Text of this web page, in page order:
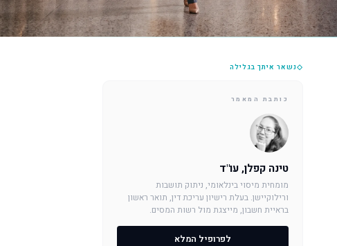
◇נשאר איתך בגלילה
כותבת המאמר
טינה קפלן, עו"ד
מומחית מיסוי בינלאומי, ניתוק תושבות
ורילוקיישן. בעלת רישיון עריכת דין, תואר ראשון
בראיית חשבון, מייצגת מול רשות המסים.
לפרופיל המלא